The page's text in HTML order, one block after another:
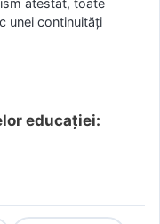
atestat, toate
unei continuități
educației: